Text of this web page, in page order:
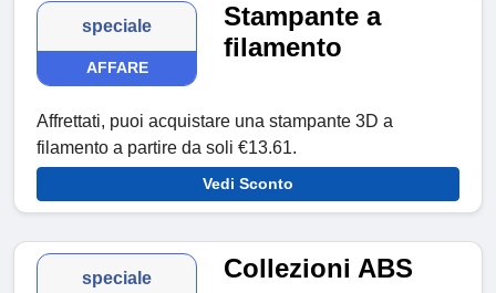
speciale
AFFARE
Stampante a
filamento
Affrettati, puoi acquistare una stampante 3D a
filamento a partire da soli €13.61.
Vedi Sconto
speciale Collezioni ABS